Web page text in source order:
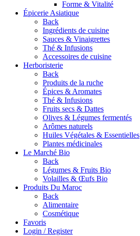
Forme & Vitalité
Épicerie Asiatique
Back
Ingrédients de cuisine
Sauces & Vinaigrettes
Thé & Infusions
Accessoires de cuisine
Herboristerie
Back
Produits de la ruche
Épices & Aromates
Thé & Infusions
Fruits secs & Dattes
Olives & Légumes fermentés
Arômes naturels
Huiles Végétales & Essentielles
Plantes médicinales
Le Marché Bio
Back
Légumes & Fruits Bio
Volailles & Œufs Bio
Produits Du Maroc
Back
Alimentaire
Cosmétique
Favoris
Login / Register